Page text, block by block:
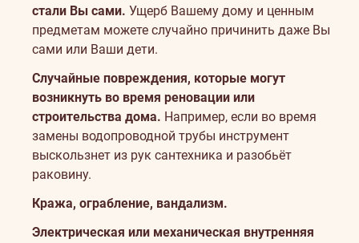
стали Вы сами. Ущерб Вашему дому и ценным
предметам можете случайно причинить даже Вы
сами или Ваши дети.
Случайные повреждения, которые могут
возникнуть во время реновации или
строительства дома. Например, если во время
замены водопроводной трубы инструмент
выскользнет из рук сантехника и разобьёт
раковину.
Кража, ограбление, вандализм.
Электрическая или механическая внутренняя